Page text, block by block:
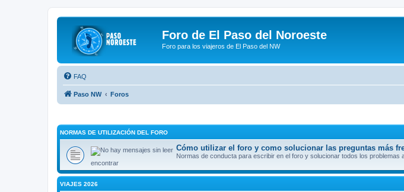
Foro de El Paso del Noroeste
Foro para los viajeros de El Paso del NW
FAQ
Paso NW Foros
NORMAS DE UTILIZACIÓN DEL FORO
Cómo utilizar el foro y como solucionar las preguntas más
Normas de conducta para escribir en el foro y solucionar todos los problemas
encontrar
VIAJES 2026